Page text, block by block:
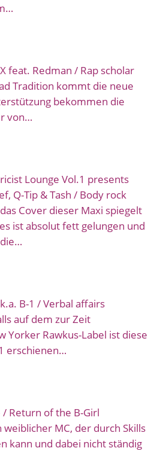
feat. Redman / Rap scholar
Tradition kommt die neue
bekommen die
von…
Lounge Vol.1 presents
Q-Tip & Tash / Body rock
Cover dieser Maxi spiegelt
ist absolut fett gelungen und
B-1 / Verbal affairs
auf dem zur Zeit
Yorker Rawkus-Label ist diese
erschienen…
/ Return of the B-Girl
MC, der durch Skills
kann und dabei nicht ständig